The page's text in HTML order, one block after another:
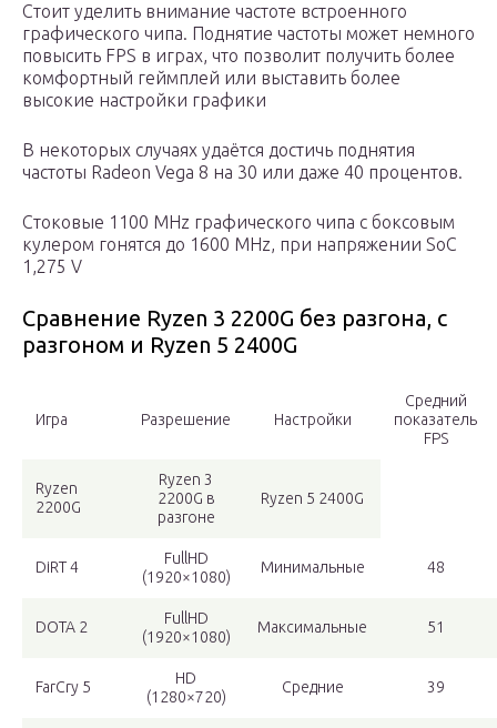
Стоит уделить внимание частоте встроенного
графического чипа. Поднятие частоты может немного
повысить FPS в играх, что позволит получить более
комфортный геймплей или выставить более
высокие настройки графики
В некоторых случаях удаётся достичь поднятия
частоты Radeon Vega 8 на 30 или даже 40 процентов.
Стоковые 1100 MHz графического чипа с боксовым
кулером гонятся до 1600 MHz, при напряжении SoC
1,275 V
Сравнение Ryzen 3 2200G без разгона, с
разгоном и Ryzen 5 2400G
Игра Разрешение Настройки
Средний
показатель
FPS
Ryzen
2200G
Ryzen 3
2200G в
разгоне
Ryzen 5 2400G
DiRT 4
FullHD
(1920×1080)
Минимальные 48
DOTA 2
FullHD
(1920×1080)
Максимальные 51
FarCry 5
HD
(1280×720)
Средние 39